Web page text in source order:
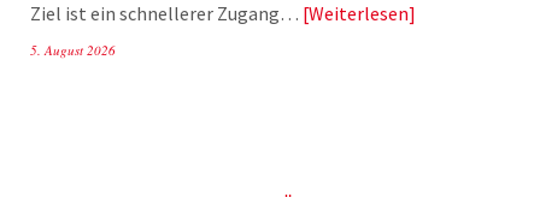
Ziel ist ein schnellerer Zugang… Weiterlesen
5. August 2026